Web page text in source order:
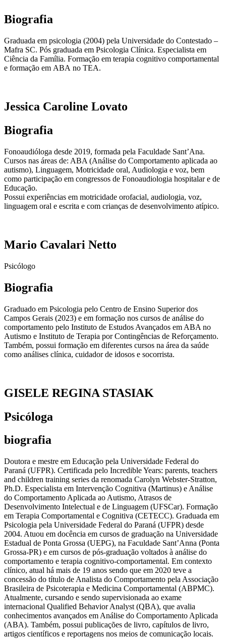
Biografia
Graduada em psicologia (2004) pela Universidade do Contestado –
Mafra SC. Pós graduada em Psicologia Clínica. Especialista em
Ciência da Família. Formação em terapia cognitivo comportamental
e formação em ABA no TEA.
Jessica Caroline Lovato
Biografia
Fonoaudióloga desde 2019, formada pela Faculdade Sant’Ana.
Cursos nas áreas de: ABA (Análise do Comportamento aplicada ao
autismo), Linguagem, Motricidade oral, Audiologia e voz, bem
como participação em congressos de Fonoaudiologia hospitalar e de
Educação.
Possui experiências em motricidade orofacial, audiologia, voz,
linguagem oral e escrita e com crianças de desenvolvimento atípico.
Mario Cavalari Netto
Psicólogo
Biografia
Graduado em Psicologia pelo Centro de Ensino Superior dos
Campos Gerais (2023) e em formação nos cursos de análise do
comportamento pelo Instituto de Estudos Avançados em ABA no
Autismo e Instituto de Terapia por Contingências de Reforçamento.
Também, possui formação em diferentes cursos na área da saúde
como análises clínica, cuidador de idosos e socorrista.
GISELE REGINA STASIAK
Psicóloga
biografia
Doutora e mestre em Educação pela Universidade Federal do
Paraná (UFPR). Certificada pelo Incredible Years: parents, teachers
and children training series da renomada Carolyn Webster-Stratton,
Ph.D. Especialista em Intervenção Cognitiva (Martinus) e Análise
do Comportamento Aplicada ao Autismo, Atrasos de
Desenvolvimento Intelectual e de Linguagem (UFSCar). Formação
em Terapia Comportamental e Cognitiva (CETECC). Graduada em
Psicologia pela Universidade Federal do Paraná (UFPR) desde
2004. Atuou em docência em cursos de graduação na Universidade
Estadual de Ponta Grossa (UEPG), na Faculdade Sant’Anna (Ponta
Grossa-PR) e em cursos de pós-graduação voltados à análise do
comportamento e terapia cognitivo-comportamental. Em contexto
clínico, atual há mais de 19 anos sendo que em 2020 teve a
concessão do título de Analista do Comportamento pela Associação
Brasileira de Psicoterapia e Medicina Comportamental (ABPMC).
Atualmente, cursando e sendo supervisionada ao exame
internacional Qualified Behavior Analyst (QBA), que avalia
conhecimentos avançados em Análise do Comportamento Aplicada
(ABA). Também, possui publicações de livro, capítulos de livro,
artigos científicos e reportagens nos meios de comunicação locais.